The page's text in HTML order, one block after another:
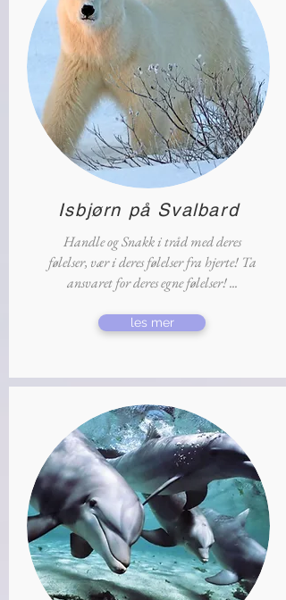
Isbjørn på Svalbard
Handle og Snakk i tråd med deres
følelser, vær i deres følelser fra hjerte! Ta
ansvaret for deres egne følelser! ...
les mer